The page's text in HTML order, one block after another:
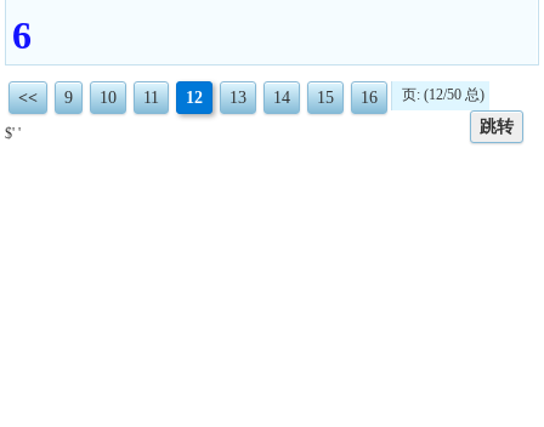
6
<< 9 10 11 12 13 14 15 16 页: (12/50 总)
跳转
$' '